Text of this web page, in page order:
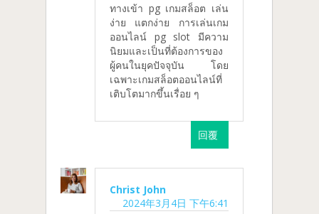
ทางเข้า pg เกมสล็อต เล่น
ง่าย แตกง่าย การเล่นเกม
ออนไลน์ pg slot มีความ
นิยมและเป็นที่ต้องการของ
ผู้คนในยุคปัจจุบัน โดย
เฉพาะเกมสล็อตออนไลน์ที่
เติบโตมากขึ้นเรื่อย ๆ
回覆
Christ John
2024年3月4日 下午6:41